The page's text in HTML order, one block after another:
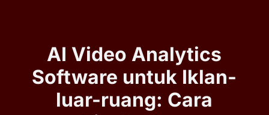
AI Video Analytics
Software untuk Iklan-
luar-ruang: Cara